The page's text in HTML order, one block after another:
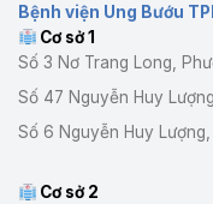
Bệnh viện Ung Bướu
Cơ sở 1
Số 3 Nơ Trang Long,
Số 47 Nguyễn Huy
Số 6 Nguyễn Huy
Cơ sở 2